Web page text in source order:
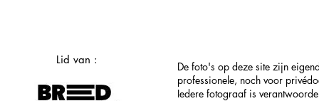
Lid van :
De foto's op deze site zijn
professionele, noch voor
Iedere fotograaf is